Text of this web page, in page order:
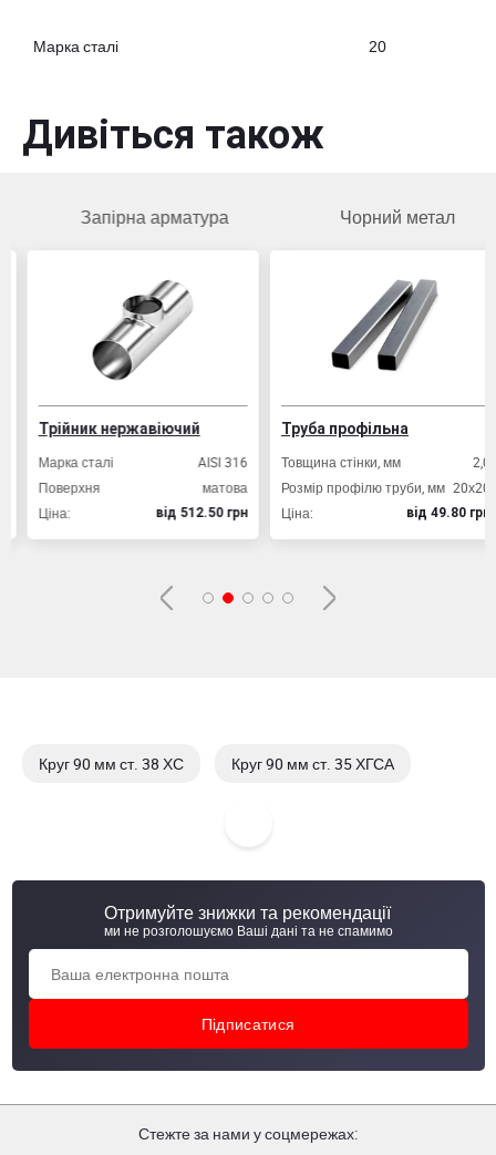
Марка сталі 20
Дивіться також
Запірна арматура
Трійник нержавіючий
Марка сталі
AISI 316
Поверхня
матова
Ціна:
вiд 512.50 грн
Чорний метал
Труба профільна
Товщина стінки, мм
2,0
Розмір профілю труби, мм 20х20
Ціна:
вiд 49.80 грн
Круг 90 мм ст. 38 ХС Круг 90 мм ст. 35 ХГСА
Отримуйте знижки та рекомендації
ми не розголошуємо Ваші дані та не спамимо
Стежте за нами у соцмережах: